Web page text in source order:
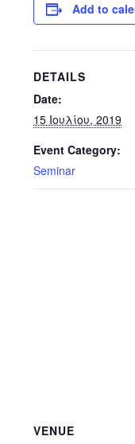
Add to
DETAILS
Date:
15 Ιουλίου, 2019
Event Category:
Seminar
VENUE